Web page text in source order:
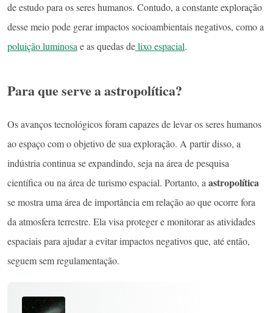
de estudo para os seres humanos. Contudo, a constante exploração
desse meio pode gerar impactos socioambientais negativos, como a
poluição luminosae as quedas delixo espacial.
Para que serve a astropolítica?
Os avanços tecnológicos foram capazes de levar os seres humanos
ao espaço com o objetivo de sua exploração. A partir disso, a
indústria continua se expandindo, seja na área de pesquisa
científica ou na área de turismo espacial. Portanto, aastropolítica
se mostra uma área de importância em relação ao que ocorre fora
da atmosfera terrestre. Ela visa proteger e monitorar as atividades
espaciais para ajudar a evitar impactos negativos que, até então,
seguem sem regulamentação.